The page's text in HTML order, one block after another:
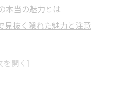
本当の魅力とは
見抜く隠れた魅力と注意